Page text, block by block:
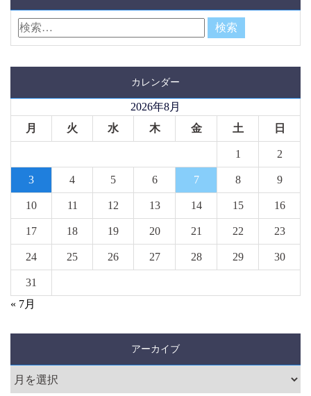
カレンダー
2026年8月
月
火 水 木 金 土 日
1 2
3 4 5 6 7 8 9
10 11 12 13 14 15 16
17 18 19 20 21 22 23
24 25 26 27 28 29 30
31
« 7月
アーカイブ